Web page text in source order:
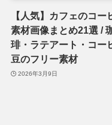
【人気】カフェのコー
素材画像まとめ21選 /
琲・ラテアート・コー
豆のフリー素材
2026年3月9日